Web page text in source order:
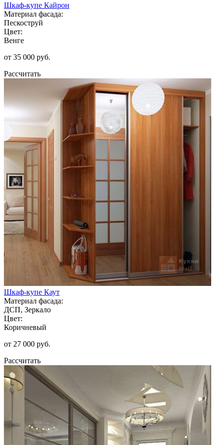
Шкаф-купе Кайрон
Материал фасада:
Пескоструй
Цвет:
Венге
от 35 000 руб.
Рассчитать
Шкаф-купе Каут
Материал фасада:
ДСП, Зеркало
Цвет:
Коричневый
от 27 000 руб.
Рассчитать